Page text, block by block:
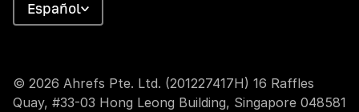
© 2026 Ahrefs Pte. Ltd. (201227417H) 16 Raffles
Quay, #33-03 Hong Leong Building, Singapore 048581
Español